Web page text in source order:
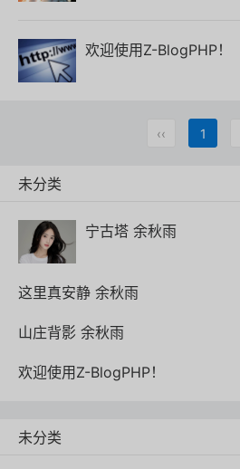
欢迎使用Z-BlogPHP！
‹‹ 1
未分类
宁古塔 余秋雨
这里真安静 余秋雨
山庄背影 余秋雨
欢迎使用Z-BlogPHP！
未分类